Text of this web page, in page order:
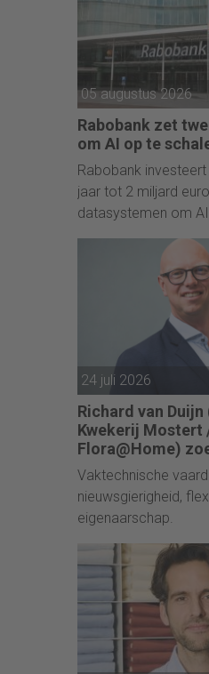
05 augustus 2026
Rabobank zet
om AI op te
Rabobank
jaar tot 2 miljard
datasystemen om
24 juli 2026
Richard van
Kwekerij Mostert
Flora@Home)
Finance Manager:
een transitie van
proactief.”
Vaktechnische
nieuwsgierigheid,
eigenaarschap.